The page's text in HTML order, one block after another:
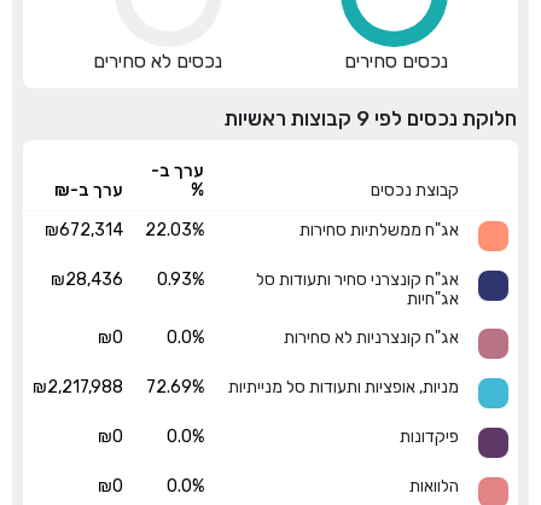
נכסים סחירים נכסים לא סחירים
חלוקת נכסים לפי 9 קבוצות ראשיות
קבוצת נכסים
ערך ב-
%
ערך ב-₪
אג"ח ממשלתיות סחירות
22.03%
₪672,314
אג"ח קונצרני סחיר ותעודות סל
אג"חיות
0.93%
₪28,436
אג"ח קונצרניות לא סחירות 0.0%
₪0
מניות, אופציות ותעודות סל מנייתיות 72.69%
₪2,217,988
פיקדונות 0.0%
₪0
הלוואות 0.0%
₪0